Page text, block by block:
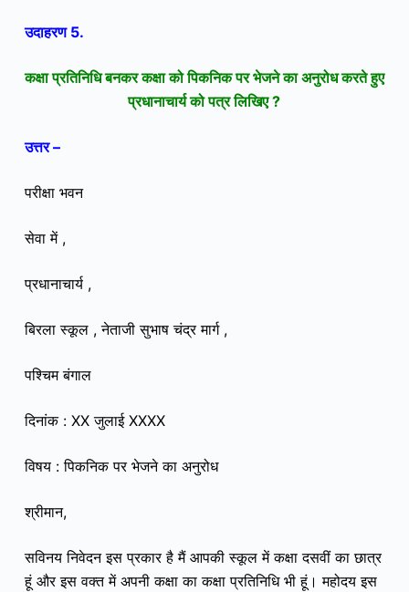
उदाहरण 5.
कक्षा प्रतिनिधि बनकर कक्षा को पिकनिक पर भेजने का अनुरोध करते हुए
प्रधानाचार्य को पत्र लिखिए ?
उत्तर –
परीक्षा भवन
सेवा में ,
प्रधानाचार्य ,
बिरला स्कूल , नेताजी सुभाष चंद्र मार्ग ,
पश्चिम बंगाल
दिनांक : XX जुलाई XXXX
विषय : पिकनिक पर भेजने का अनुरोध
श्रीमान,
सविनय निवेदन इस प्रकार है मैं आपकी स्कूल में कक्षा दसवीं का छात्र
हूं और इस वक्त में अपनी कक्षा का कक्षा प्रतिनिधि भी हूं। महोदय इस